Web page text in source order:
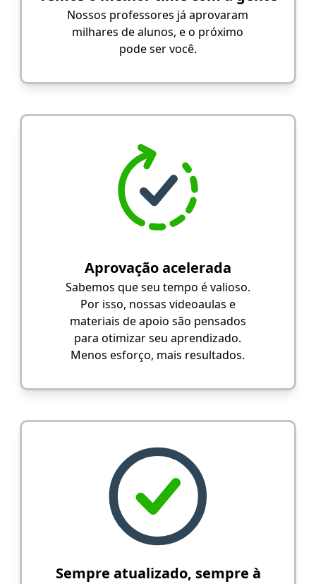
Nossos professores já aprovaram
milhares de alunos, e o próximo
pode ser você.
Aprovação acelerada
Sabemos que seu tempo é valioso.
Por isso, nossas videoaulas e
materiais de apoio são pensados
para otimizar seu aprendizado.
Menos esforço, mais resultados.
Sempre atualizado, sempre à